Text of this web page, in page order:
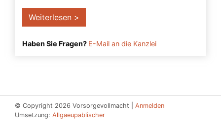
Weiterlesen >
Haben Sie Fragen? E-Mail an die Kanzlei
Transmortale Vollmacht
Überwachungsbetreuer
UN-Menschenrechte
Verlängerung der Betreuung
© Copyright 2026 Vorsorgevollmacht | Anmelden
Umsetzung: Allgaeupablischer